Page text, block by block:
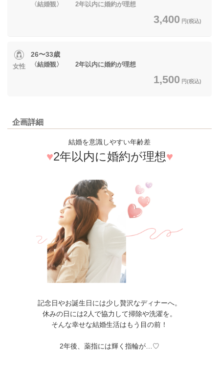
〈結婚観〉 2年以内に婚約が理想
3,400 円(税込)
女性
26〜33歳
〈結婚観〉 2年以内に婚約が理想
1,500 円(税込)
企画詳細
結婚を意識しやすい年齢差
♥2年以内に婚約が理想♥
記念日やお誕生日には少し贅沢なディナーへ。
休みの日には2人で協力して掃除や洗濯を。
そんな幸せな結婚生活はもう目の前！
2年後、薬指には輝く指輪が…♡